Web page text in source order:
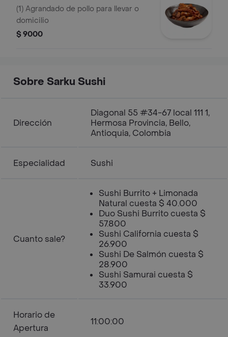
Llevar O Dom
(1) Agrandado de pollo para llevar o
domicilio
$ 9000
Sobre Sarku Sushi
Dirección
Diagonal 55 #34-67 local 111 1,
Hermosa Provincia, Bello,
Antioquia, Colombia
Especialidad Sushi
Cuanto sale?
Sushi Burrito + Limonada
Natural cuesta $ 40.000
Duo Sushi Burrito cuesta $
57.800
Sushi California cuesta $
26.900
Sushi De Salmón cuesta $
28.900
Sushi Samurai cuesta $
33.900
Horario de
Apertura
11:00:00